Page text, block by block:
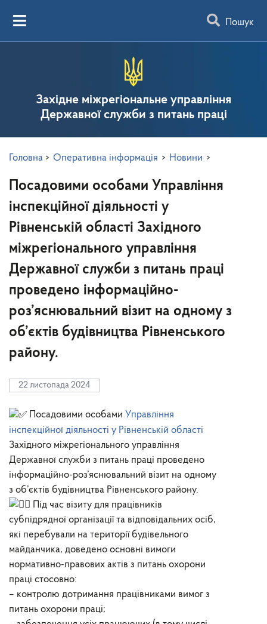
Пошук
Західне міжрегіональне управління
Державної служби з питань праці
Головна > Оперативна інформація > Новини >
Посадовими особами Управління
інспекційної діяльності у
Рівненській області Західного
міжрегіонального управління
Державної служби з питань праці
проведено інформаційно-
роз’яснювальний візит на одному з
об’єктів будівництва Рівненського
району.
22 листопада 2024
Посадовими особами Управління
інспекційної діяльності у Рівненській області
Західного міжрегіонального управління
Державної служби з питань праці проведено
інформаційно-роз’яснювальний візит на одному
з об’єктів будівництва Рівненського району.
Під час візиту для працівників
субпідрядної організації та відповідальних осіб,
які перебували на території будівельного
майданчика, доведено основні вимоги
нормативно-правових актів з питань охорони
праці стосовно:
– контролю дотримання працівниками вимог з
питань охорони праці;